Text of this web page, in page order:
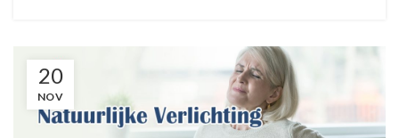
20
NOV